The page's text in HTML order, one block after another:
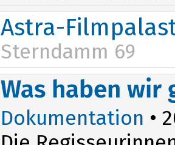
Astra-
Sterndamm 69
12:15
Was haben wir
Dokumentation •